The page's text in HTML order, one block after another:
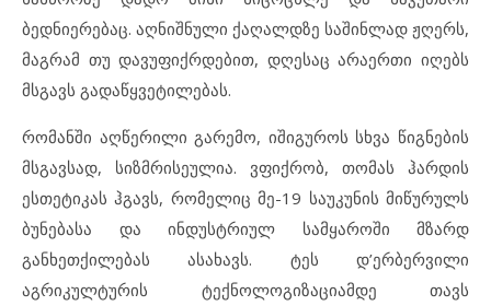
ბედნიერებაც. აღნიშნული ქაღალდზე საშინლად ჟღერს,
მაგრამ თუ დავუფიქრდებით, დღესაც არაერთი იღებს
მსგავს გადაწყვეტილებას.
რომანში აღწერილი გარემო, იშიგუროს სხვა წიგნების
მსგავსად, სიზმრისეულია. ვფიქრობ, თომას ჰარდის
ესთეტიკას ჰგავს, რომელიც მე-19 საუკუნის მიწურულს
ბუნებასა და ინდუსტრიულ სამყაროში მზარდ
განხეთქილებას ასახავს. ტეს დ’ერბერვილი
აგრიკულტურის ტექნოლოგიზაციამდე თავს